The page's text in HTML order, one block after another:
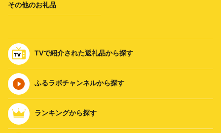
その他のお礼品
TVで紹介された返礼品から探す
ふるラボチャンネルから探す
ランキングから探す